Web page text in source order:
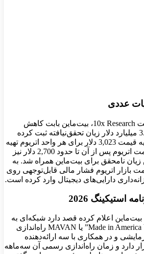
عددی
به نقل از گزارش شرکت 10x Research، بیت‌ماین بابت کاهش
ارزش اتریوم بیش از 3.7 میلیارد دلار زیان تحقق‌نیافته ثبت کرده
است. این گزارش بر پایه قیمت 3,023 دلار برای هر واحد اتریوم تهیه
شده بود؛ با این حال قیمت اتریوم پس از آن تا حدود 2,700 دلار نیز
زیان نا‌محقق برای بیت‌ماین همراه شد. به
بازار اتریوم فشار مالی قابل‌توجهی روی
دارایی‌های دیجیتال وارد کرده است.
اعلام کرده قصد دارد شبکه‌ای به
نام “Made in America Validator Network” یا MAVAN راه‌اندازی
و در همکاری با سه ارائه‌دهنده
دارد و زمان راه‌اندازی رسمی آن سه‌ماهه